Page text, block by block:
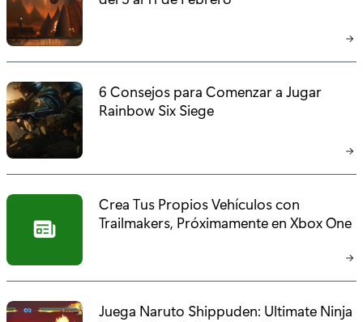
6 Consejos para Comenzar a Jugar
Rainbow Six Siege
Crea Tus Propios Vehículos con
Trailmakers, Próximamente en Xbox One
Juega Naruto Shippuden: Ultimate Ninja